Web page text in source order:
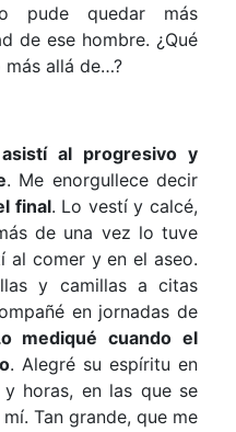
pude quedar más
de ese hombre. ¿Qué
más allá de…?
al progresivo y
. Me enorgullece decir
final. Lo vestí y calcé,
de una vez lo tuve
al comer y en el aseo.
y camillas a citas
en jornadas de
mediqué cuando el
. Alegré su espíritu en
horas, en las que se
Tan grande, que me